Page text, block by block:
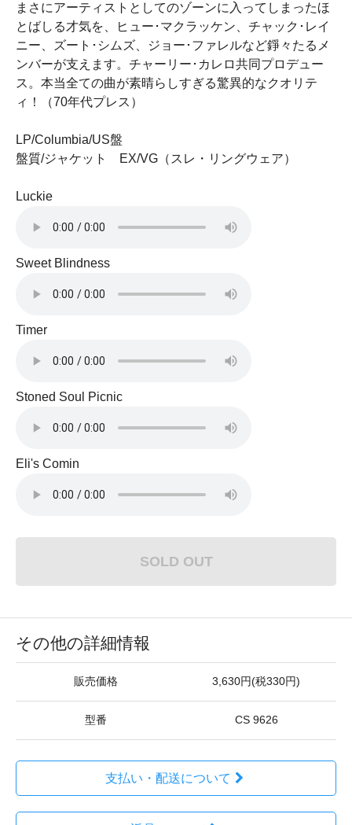
まさにアーティストとしてのゾーンに入ってしまったほ
とばしる才気を、ヒュー･マクラッケン、チャック･レイ
ニー、ズート･シムズ、ジョー･ファレルなど錚々たるメ
ンバーが支えます。チャーリー･カレロ共同プロデュー
ス。本当全ての曲が素晴らしすぎる驚異的なクオリテ
ィ！（70年代プレス）
LP/Columbia/US盤
盤質/ジャケット EX/VG（スレ・リングウェア）
Luckie
Sweet Blindness
Timer
Stoned Soul Picnic
Eli's Comin
SOLD OUT
その他の詳細情報
販売価格 3,630円(税330円)
型番 CS 9626
支払い・配送について